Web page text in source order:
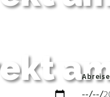
Abreise